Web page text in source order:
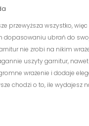
przewyższa wszystko,
dopasowaniu ubrań do
nie zrobi na nikim
uszyty garnitur, nawet
wrażenie i dodaje
chodzi o to, ile wydajesz